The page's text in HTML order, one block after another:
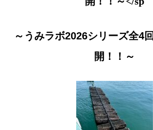
～うみラボ2026シリーズ全4
開！！～